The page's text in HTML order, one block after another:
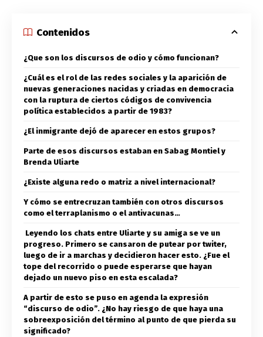
Contenidos
¿Que son los discursos de odio y cómo funcionan?
¿Cuál es el rol de las redes sociales y la aparición de
nuevas generaciones nacidas y criadas en democracia
con la ruptura de ciertos códigos de convivencia
política establecidos a partir de 1983?
¿El inmigrante dejó de aparecer en estos grupos?
Parte de esos discursos estaban en Sabag Montiel y
Brenda Uliarte
¿Existe alguna redo o matriz a nivel internacional?
Y cómo se entrecruzan también con otros discursos
como el terraplanismo o el antivacunas…
Leyendo los chats entre Uliarte y su amiga se ve un
progreso. Primero se cansaron de putear por twiter,
luego de ir a marchas y decidieron hacer esto. ¿Fue el
tope del recorrido o puede esperarse que hayan
dejado un nuevo piso en esta escalada?
A partir de esto se puso en agenda la expresión
“discurso de odio”. ¿No hay riesgo de que haya una
sobreexposición del término al punto de que pierda su
significado?